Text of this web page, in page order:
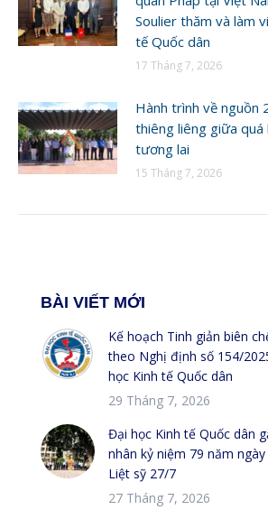
Soulier thăm và làm
tế Quốc dân
17 Tháng 7, 2026
Hành trình về nguồn
thiêng liêng giữa quá
tương lai
15 Tháng 7, 2026
BÀI VIẾT MỚI
Kế hoạch Tinh giản biên
theo Nghị định số 154/
học Kinh tế Quốc dân
29 Tháng 7, 2026
Đại học Kinh tế Quốc dân
nhân kỷ niệm 79 năm
Liệt sỹ 27/7
27 Tháng 7, 2026